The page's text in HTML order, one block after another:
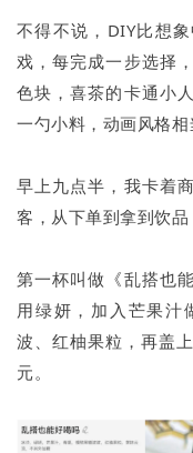
不得不说，DIY比想
戏，每完成一步选择
色块，喜茶的卡通小
一勺小料，动画风格相
早上九点半，我卡着
客，从下单到拿到饮
第一杯叫做《乱搭也
用绿妍，加入芒果汁
波、红柚果粒，再盖
元。